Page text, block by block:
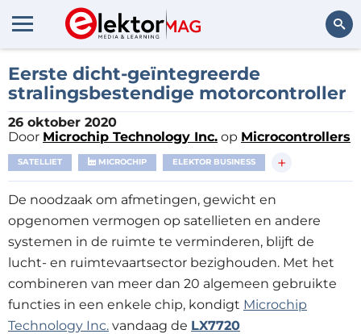
Eerste dicht-geïntegreerde
stralingsbestendige motorcontroller
26 oktober 2020
Door Microchip Technology Inc. op Microcontrollers
SATELLIET MICROCHIP ELEKTOR BUSINESS +
De noodzaak om afmetingen, gewicht en
opgenomen vermogen op satellieten en andere
systemen in de ruimte te verminderen, blijft de
lucht- en ruimtevaartsector bezighouden. Met het
combineren van meer dan 20 algemeen gebruikte
functies in een enkele chip, kondigt Microchip
Technology Inc. vandaag de LX7720